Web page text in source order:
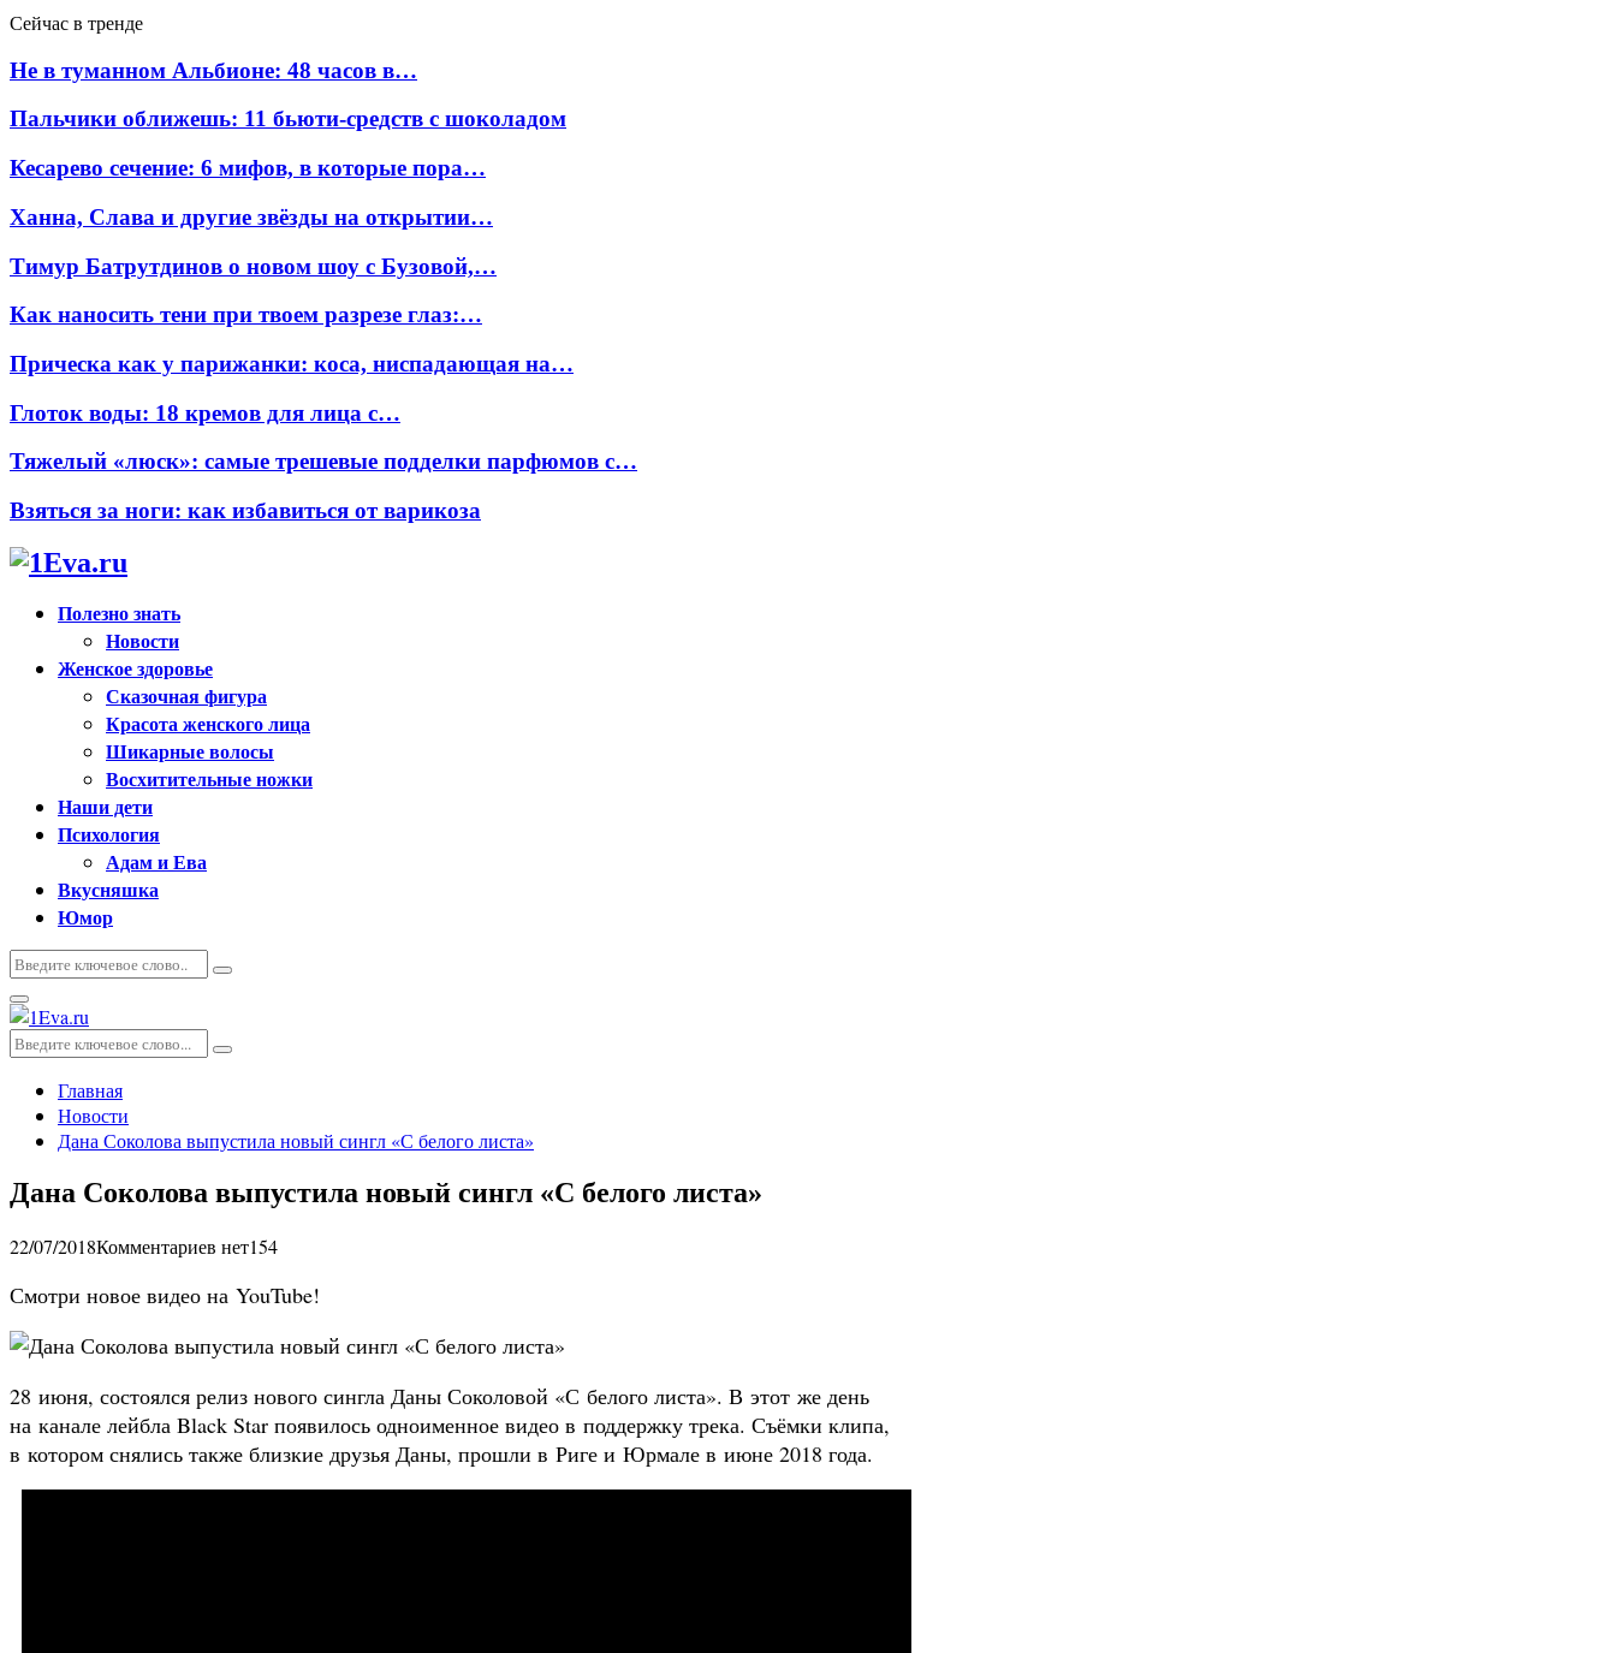
Сейчас в тренде
Не в туманном Альбионе: 48 часов в…
Пальчики оближешь: 11 бьюти-средств с шоколадом
Кесарево сечение: 6 мифов, в которые пора…
Ханна, Слава и другие звёзды на открытии…
Тимур Батрутдинов о новом шоу с Бузовой,…
Как наносить тени при твоем разрезе глаз:…
Прическа как у парижанки: коса, ниспадающая на…
Глоток воды: 18 кремов для лица с…
Тяжелый «люск»: самые трешевые подделки парфюмов с…
Взяться за ноги: как избавиться от варикоза
Полезно знать
Новости
Женское здоровье
Сказочная фигура
Красота женского лица
Шикарные волосы
Восхитительные ножки
Наши дети
Психология
Адам и Ева
Вкусняшка
Юмор
Искать:
Поиск
Основное
меню
Искать:
Поиск
Главная
Новости
Дана Соколова выпустила новый сингл «С белого листа»
Дана Соколова выпустила новый сингл «С белого листа»
22/07/2018Комментариев нет154
Смотри новое видео на YouTube!
28 июня, состоялся релиз нового сингла Даны Соколовой «С белого листа». В этот же день
на канале лейбла Black Star появилось одноименное видео в поддержку трека. Съёмки клипа,
в котором снялись также близкие друзья Даны, прошли в Риге и Юрмале в июне 2018 года.